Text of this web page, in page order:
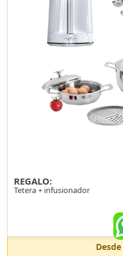
REGALO:
Tetera + infusionador
Desde